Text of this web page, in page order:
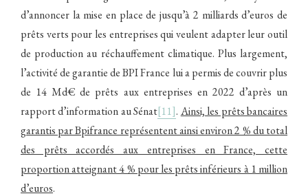
d’annoncer la mise en place de jusqu’à 2 milliards d’euros de
prêts verts pour les entreprises qui veulent adapter leur outil
de production au réchauffement climatique. Plus largement,
l’activité de garantie de BPI France lui a permis de couvrir plus
de 14 Md€ de prêts aux entreprises en 2022 d’après un
rapport d’information au Sénat[11]. Ainsi, les prêts bancaires
garantis par Bpifrance représentent ainsi environ 2 % du total
des prêts accordés aux entreprises en France, cette
proportion atteignant 4 % pour les prêts inférieurs à 1 million
d’euros.